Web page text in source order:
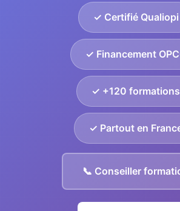
✓ Certifié Qualiopi
✓ Financement
✓ +120 formations
✓ Partout en
📞 Conseiller